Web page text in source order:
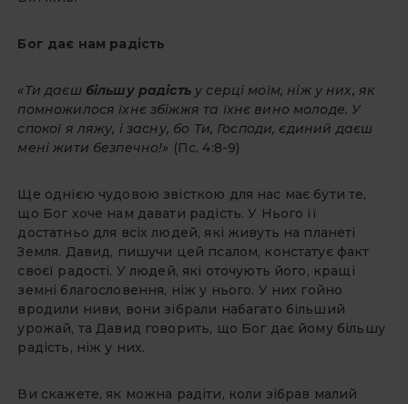
Бог дає нам радість
«Ти даєш більшу радістьу серці моїм, ніж у них, як
помножилося їхнє збіжжя та їхнє вино молоде. У
спокої я ляжу, і засну, бо Ти, Господи, єдиний даєш
мені жити безпечно!» (Пс. 4:8-9)
Ще однією чудовою звісткою для нас має бути те,
що Бог хоче нам давати радість. У Нього її
достатньо для всіх людей, які живуть на планеті
Земля. Давид, пишучи цей псалом, констатує факт
своєї радості. У людей, які оточують його, кращі
земні благословення, ніж у нього. У них гойно
вродили ниви, вони зібрали набагато більший
урожай, та Давид говорить, що Бог дає йому більшу
радість, ніж у них.
Ви скажете, як можна радіти, коли зібрав малий